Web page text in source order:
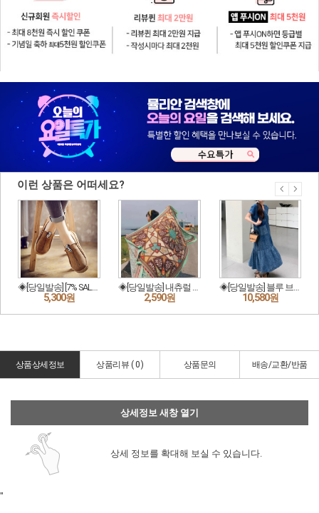
상품상세정보 상품리뷰 (0) 상품문의 배송/교환/반품
상세정보 새창 열기
상세 정보를 확대해 보실 수 있습니다.
"